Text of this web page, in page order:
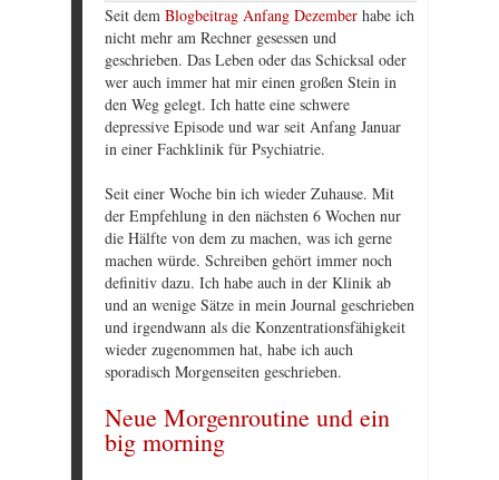
Seit dem Blogbeitrag Anfang Dezember habe ich
nicht mehr am Rechner gesessen und
geschrieben. Das Leben oder das Schicksal oder
wer auch immer hat mir einen großen Stein in
den Weg gelegt. Ich hatte eine schwere
depressive Episode und war seit Anfang Januar
in einer Fachklinik für Psychiatrie.
Seit einer Woche bin ich wieder Zuhause. Mit
der Empfehlung in den nächsten 6 Wochen nur
die Hälfte von dem zu machen, was ich gerne
machen würde. Schreiben gehört immer noch
definitiv dazu. Ich habe auch in der Klinik ab
und an wenige Sätze in mein Journal geschrieben
und irgendwann als die Konzentrationsfähigkeit
wieder zugenommen hat, habe ich auch
sporadisch Morgenseiten geschrieben.
Neue Morgenroutine und ein
big morning